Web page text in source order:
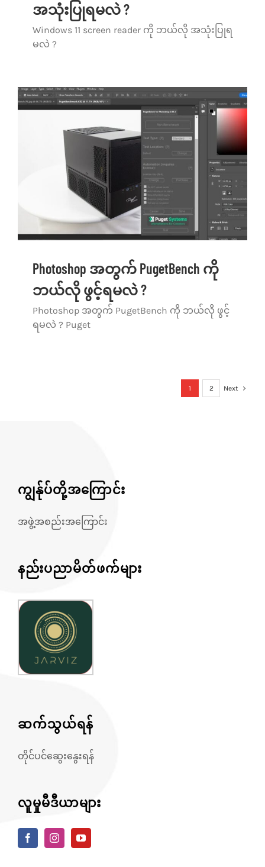
အသုံးပြုရမလဲ ?
Windows 11 screen reader ကို ဘယ်လို အသုံးပြုရ
မလဲ ?
Photoshop အတွက် PugetBench ကို
ဘယ်လို ဖွင့်ရမလဲ ?
Photoshop အတွက် PugetBench ကို ဘယ်လို ဖွင့်
ရမလဲ ? Puget
1 2 Next
ကျွန်ုပ်တို့အကြောင်း
အဖွဲ့အစည်းအကြောင်း
နည်းပညာမိတ်ဖက်များ
ဆက်သွယ်ရန်
တိုင်ပင်ဆွေးနွေးရန်
လူမှုမီဒီယာများ